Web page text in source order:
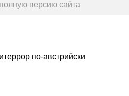
версию сайта
по-австрийски